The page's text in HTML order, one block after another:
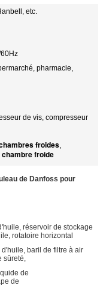
etc.
pharmacie,
de vis, compresseur
froides,
froide
de Danfoss pour
réservoir de stockage
rotatoire horizontal
baril de filtre à air
sûreté,
de
de